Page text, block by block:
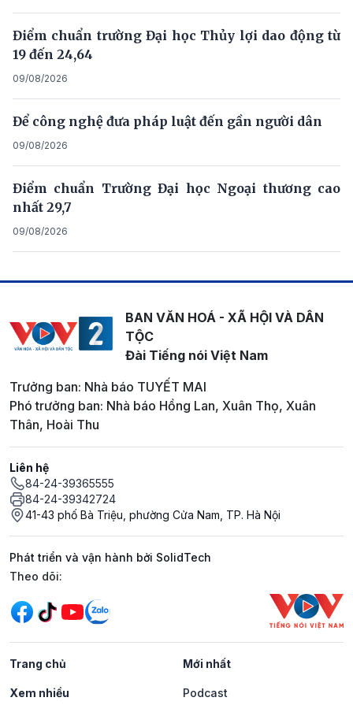
Điểm chuẩn trường Đại học Thủy lợi dao động từ
19 đến 24,64
09/08/2026
Để công nghệ đưa pháp luật đến gần người dân
09/08/2026
Điểm chuẩn Trường Đại học Ngoại thương cao
nhất 29,7
09/08/2026
BAN VĂN HOÁ - XÃ HỘI VÀ DÂN
TỘC
Đài Tiếng nói Việt Nam
Trưởng ban: Nhà báo TUYẾT MAI
Phó trưởng ban: Nhà báo Hồng Lan, Xuân Thọ, Xuân
Thân, Hoài Thu
Liên hệ
84-24-39365555
84-24-39342724
41-43 phố Bà Triệu, phường Cửa Nam, TP. Hà Nội
Phát triển và vận hành bởi SolidTech
Mạng xã hội
Theo dõi:
Trang chủ Mới nhất
Xem nhiều Podcast